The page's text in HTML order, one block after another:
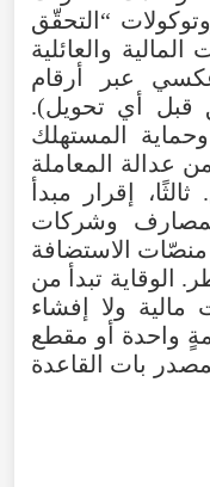
“التحقّق
والعائلية
عبر أرقام
قبل أي تحويل).
المستهلك
عدالة المعاملة
إقرار مبدأ
وشركات
منصّات الاستضافة
الوقاية تبدأ من
ولا إفشاء
واحدة أو مقطع
بات القاعدة